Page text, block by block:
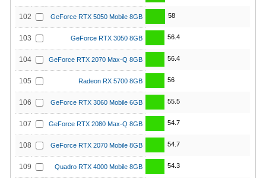
102 GeForce RTX 5050 Mobile 8GB 58
103 GeForce RTX 3050 8GB 56.4
104 GeForce RTX 2070 Max-Q 8GB 56.4
105 Radeon RX 5700 8GB 56
106 GeForce RTX 3060 Mobile 6GB 55.5
107 GeForce RTX 2080 Max-Q 8GB 54.7
108 GeForce RTX 2070 Mobile 8GB 54.7
109 Quadro RTX 4000 Mobile 8GB 54.3